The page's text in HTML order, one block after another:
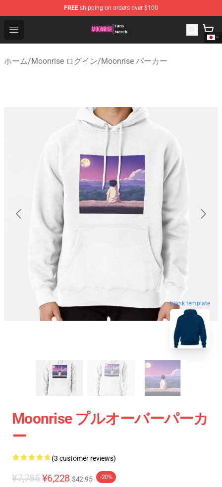
FREE shipping on orders over $100
Open menu
Moonrise Store - Official Moonrise Merchandise Shop
ホーム/Moonrise ログイン/Moonrise パーカー
blank template
Moonrise プルオーバーパーカ
ー
(3 customer reviews)
¥7,785 ¥6,228 $42.95 -20%